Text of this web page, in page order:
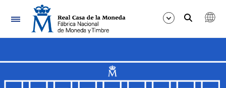
Nabigazioa